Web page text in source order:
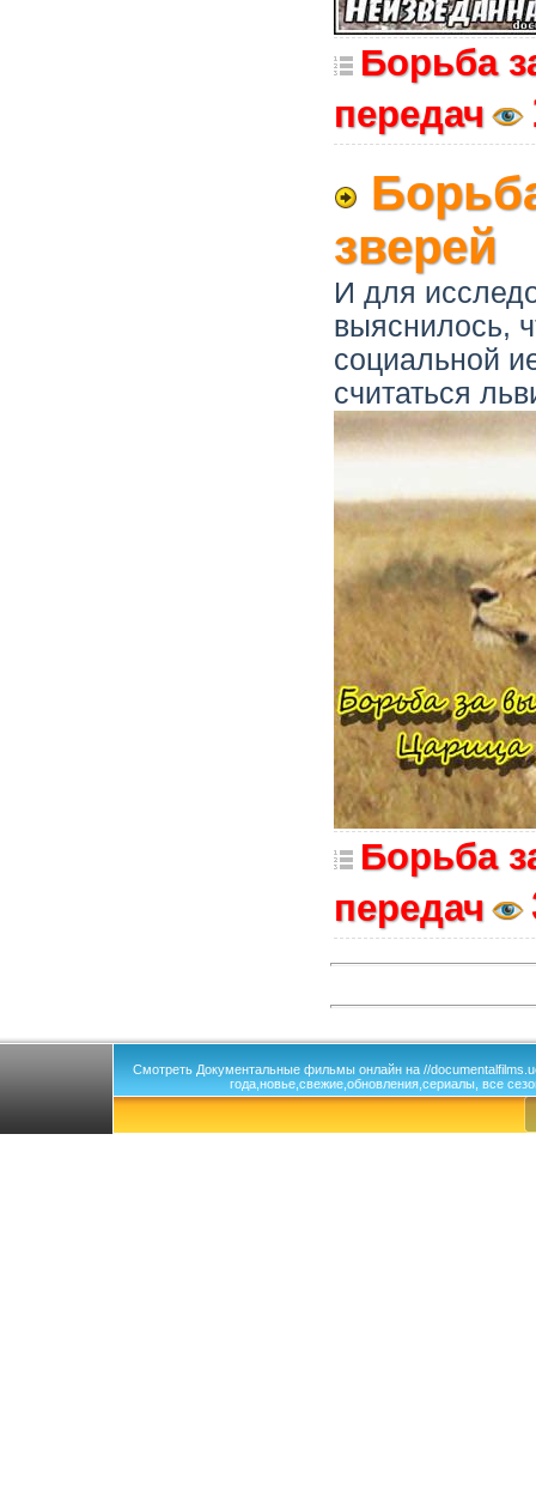
Борьба
передач
зверей
И для
выяснилось,
социальной
считаться
Борьба
передач
Смотреть Документальные фильмы онлайн на //
года,новье,свежие,обновления,сериалы, все